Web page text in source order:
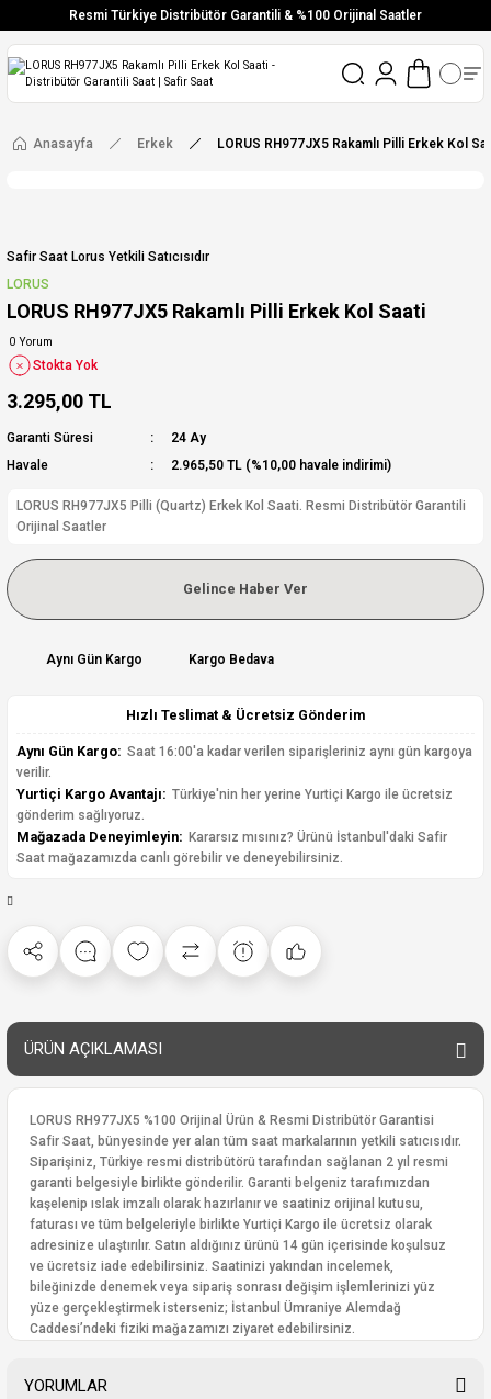
Resmi Türkiye Distribütör Garantili & %100 Orijinal Saatler
Vade Farksız 6 Taksit
Aynı Gün Stoktan Gönderim
Ücretsiz Kargo
Anasayfa Erkek LORUS RH977JX5 Rakamlı Pilli Erkek Kol
Safir Saat Lorus Yetkili Satıcısıdır
LORUS
LORUS RH977JX5 Rakamlı Pilli Erkek Kol Saati
0 Yorum
Stokta Yok
3.295,00 TL
Garanti Süresi
24 Ay
Havale
2.965,50 TL (%10,00 havale indirimi)
LORUS RH977JX5 Pilli (Quartz) Erkek Kol Saati. Resmi Distribütör Garantili
Orijinal Saatler
Gelince Haber Ver
Aynı Gün Kargo Kargo Bedava
Hızlı Teslimat & Ücretsiz Gönderim
Aynı Gün Kargo: Saat 16:00'a kadar verilen siparişleriniz aynı gün kargoya
verilir.
Yurtiçi Kargo Avantajı: Türkiye'nin her yerine Yurtiçi Kargo ile ücretsiz
gönderim sağlıyoruz.
Mağazada Deneyimleyin: Kararsız mısınız? Ürünü İstanbul'daki Safir
Saat mağazamızda canlı görebilir ve deneyebilirsiniz.
ÜRÜN AÇIKLAMASI
LORUS RH977JX5 %100 Orijinal Ürün & Resmi Distribütör Garantisi
Safir Saat, bünyesinde yer alan tüm saat markalarının yetkili satıcısıdır.
Siparişiniz, Türkiye resmi distribütörü tarafından sağlanan 2 yıl resmi
garanti belgesiyle birlikte gönderilir. Garanti belgeniz tarafımızdan
kaşelenip ıslak imzalı olarak hazırlanır ve saatiniz orijinal kutusu,
faturası ve tüm belgeleriyle birlikte Yurtiçi Kargo ile ücretsiz olarak
adresinize ulaştırılır. Satın aldığınız ürünü 14 gün içerisinde koşulsuz
ve ücretsiz iade edebilirsiniz. Saatinizi yakından incelemek,
bileğinizde denemek veya sipariş sonrası değişim işlemlerinizi yüz
yüze gerçekleştirmek isterseniz; İstanbul Ümraniye Alemdağ
Caddesi’ndeki fiziki mağazamızı ziyaret edebilirsiniz.
YORUMLAR